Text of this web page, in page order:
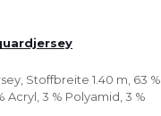
Stoffbreite 1.40 m, 63 %
Acryl, 3 % Polyamid, 3 %